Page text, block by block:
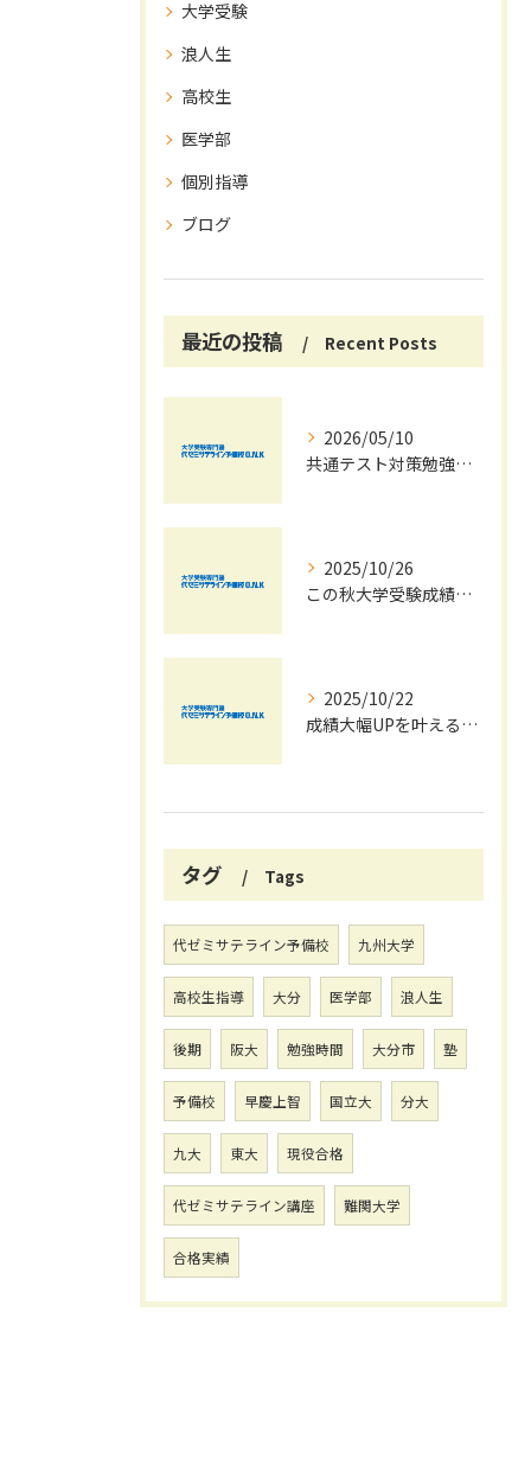
大学受験
浪人生
高校生
医学部
個別指導
ブログ
最近の投稿 Recent Posts
2026/05/10
共通テスト対策勉強は早めに始めましょう！
2025/10/26
この秋大学受験成績大幅UPの秘訣
2025/10/22
成績大幅UPを叶える秋の効率学習法
タグ Tags
代ゼミサテライン予備校 九州大学
高校生指導 大分 医学部 浪人生
後期 阪大 勉強時間 大分市 塾
予備校 早慶上智 国立大 分大
九大 東大 現役合格
代ゼミサテライン講座 難関大学
合格実績